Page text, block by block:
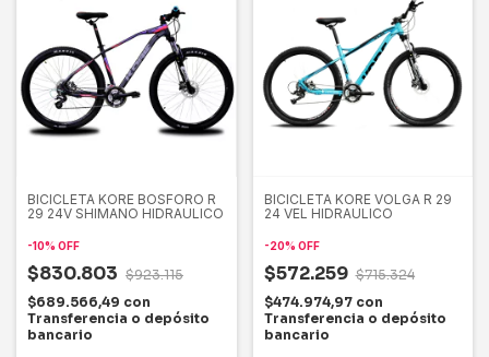
BICICLETA KORE BOSFORO R
29 24V SHIMANO HIDRAULICO
-10% OFF
$830.803 $923.115
$689.566,49 con
Transferencia o depósito
bancario
BICICLETA KORE VOLGA R 29
24 VEL HIDRAULICO
-20% OFF
$572.259 $715.324
$474.974,97 con
Transferencia o depósito
bancario